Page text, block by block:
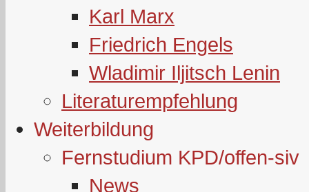
Karl Marx
Friedrich Engels
Wladimir Iljitsch Lenin
Literaturempfehlung
Weiterbildung
Fernstudium KPD/offen-siv
News